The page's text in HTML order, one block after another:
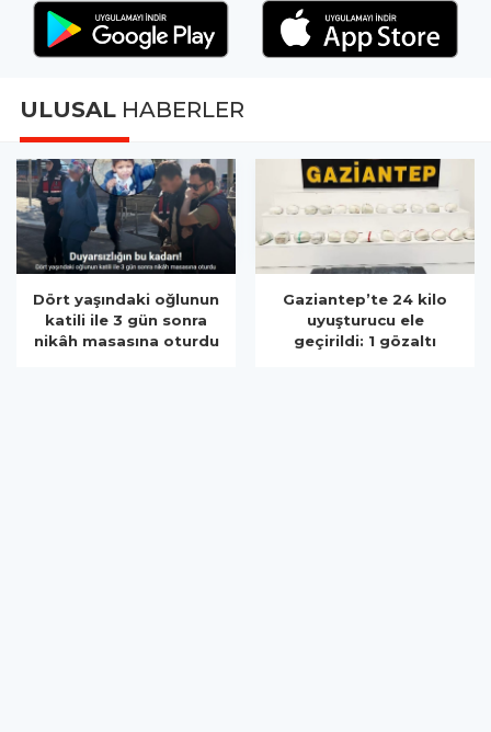
ULUSAL HABERLER
Gaziantep’te 24 kilo
uyuşturucu ele
geçirildi: 1 gözaltı
Komşusunu öldürüp
evini ve aracını ateşe
verdi